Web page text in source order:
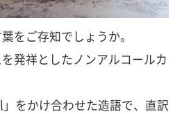
をご存知でしょうか。
発祥としたノンアルコールカ
をかけ合わせた造語で、直訳